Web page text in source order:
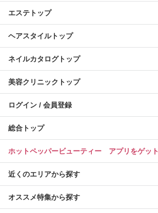
エステトップ
ヘアスタイルトップ
ネイルカタログトップ
美容クリニックトップ
ログイン / 会員登録
総合トップ
ホットペッパービューティー アプリをゲット
近くのエリアから探す
オススメ特集から探す